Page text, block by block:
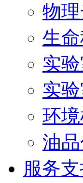
物
生
实
实
环
油
服务